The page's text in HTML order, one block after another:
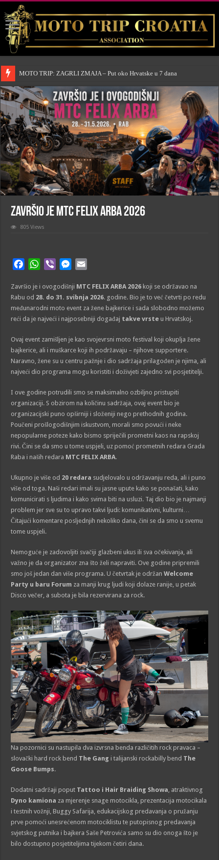
MOTO TRIP: ZAGRLI ZMAJA – Put oko Hrvatske u 7 dana
Završio je MTC FELIX ARBA 2026
805 Views
c
e
b
o
W
a
t
s
A
p
b
e
r
M
s
s
e
n
g
r
a
i
l
Završio je i ovogodišnji MTC FELIX ARBA 2026 koji se održavao na
Rabu od 28. do 31. svibnja 2026. godine. Bio je to već četvrti po redu
međunarodni moto event za žene bajkerice i sada slobodno možemo
reći da je najveći i najposebniji događaj takve vrsteu Hrvatskoj.
Ovaj event zamišljen je kao svojevrsni moto festival koji okuplja žene
bajkerice, ali i muškarce koji ih podržavaju – njihove supportere.
Naravno, žene su u centru pažnje i dio sadržaja prilagođen je njima, ali
najveći dio programa mogu koristiti i doživjeti zajedno svi posjetitelji.
I ove godine potrudili smo se maksimalno ozbiljno pristupiti
organizaciji. S obzirom na količinu sadržaja, ovaj event bio je
organizacijski puno opširniji i složeniji nego prethodnih godina.
Poučeni prošlogodišnjim iskustvom, morali smo povući i neke
nepopularne poteze kako bismo spriječili prometni kaos na rapskoj
rivi. Čini se da smo u tome uspjeli, uz pomoć prometnih redara Grada
Raba i naših redara MTC FELIX ARBA.
Ukupno je više od 20 redara sudjelovalo u održavanju reda, ali i puno
više od toga. Naši redari imali su jasne upute kako se ponašati, kako
komunicirati s ljudima i kako svima biti na usluzi. Taj dio bio je najmanji
problem jer sve su to upravo takvi ljudi: komunikativni, kulturni…
Čitajući komentare posljednjih nekoliko dana, čini se da smo u svemu
tome uspjeli.
Nemoguće je zadovoljiti svačiji glazbeni ukus ili sva očekivanja, ali
važno je da organizator zna što želi napraviti. Ove godine pripremili
smo još jedan dan više programa. U četvrtak je održanWelcome
Party u baru Forum za manji krug ljudi koji dolaze ranije, u petak
Disco večer, a subota je bila rezervirana za rock.
Na pozornici su nastupila dva izvrsna benda različitih rock pravaca –
slovački hard rock bend The Gang i talijanski rockabilly bend The
Goose Bumps.
Dodatni sadržaji poput Tattoo i Hair Braiding Showa, atraktivnog
Dyno kamiona za mjerenje snage motocikla, prezentacija motocikala
i testnih vožnji, Buggy Safarija, edukacijskog predavanja o pružanju
prve pomoći unesrećenom motociklistu te putopisnog predavanja
svjetskog putnika i bajkera Saše Petrovića samo su dio onoga što je
bilo dostupno posjetiteljima tijekom četiri dana.